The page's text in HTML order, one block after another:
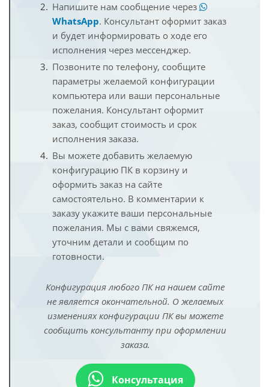
Напишите нам сообщение через
WhatsApp. Консультант оформит заказ
и будет информировать о ходе его
исполнения через мессенджер.
Позвоните по телефону, сообщите
параметры желаемой конфигурации
компьютера или ваши персональные
пожелания. Консультант оформит
заказ, сообщит стоимость и срок
исполнения заказа.
Вы можете добавить желаемую
конфигурацию ПК в корзину и
оформить заказ на сайте
самостоятельно. В комментарии к
заказу укажите ваши персональные
пожелания. Мы с вами свяжемся,
уточним детали и сообщим по
готовности.
Конфигурация любого ПК на нашем сайте
не является окончательной. О желаемых
изменениях конфигурации ПК вы можете
сообщить консультанту при оформлении
заказа.
Консультация